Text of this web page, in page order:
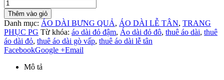
Thêm vào giỏ
Danh mục: ÁO DÀI BƯNG QUẢ, ÁO DÀI LỄ TÂN, TRANG
PHỤC PG Từ khóa: áo dài đỏ đậm, Áo dài đỏ đô, thuê áo dài, thuê
áo dài đỏ, thuê áo dài gò vấp, thuê áo dài lễ tân
FacebookGoogle +Email
Mô tả